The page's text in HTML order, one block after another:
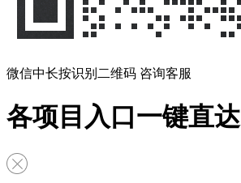
微信中长按识别二维码 咨询客服
各项目入口一键直达